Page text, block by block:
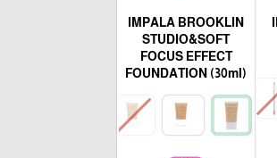
IMPALA BROOKLIN
STUDIO&SOFT
FOCUS EFFECT
FOUNDATION (30ml)